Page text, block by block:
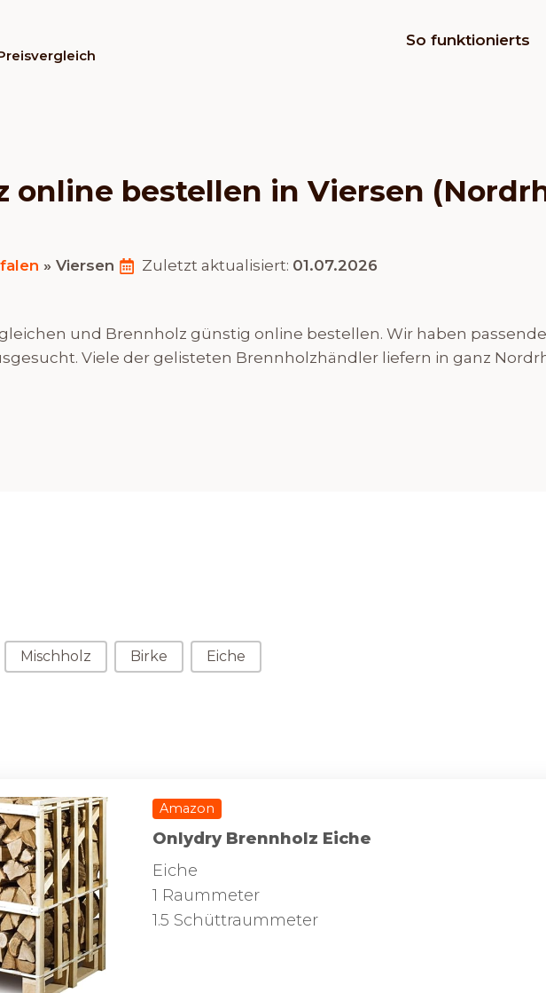
So funktionierts
online bestellen in Viersen
» Viersen Zuletzt aktualisiert: 01.07.2026
und Brennholz günstig online bestellen. Wir haben
Viele der gelisteten Brennholzhändler liefern in ganz
Mischholz Birke Eiche
Amazon
Onlydry Brennholz Eiche
Eiche
1 Raummeter
1.5 Schüttraummeter